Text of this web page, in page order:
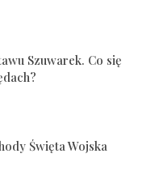
Szuwarek. Co się
Święta Wojska